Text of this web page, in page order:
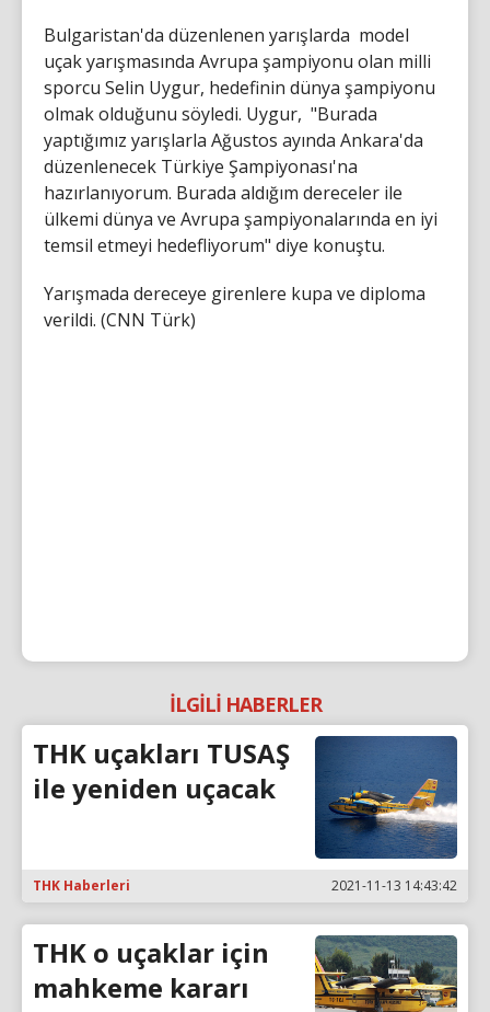
Bulgaristan'da düzenlenen yarışlarda model
uçak yarışmasında Avrupa şampiyonu olan milli
sporcu Selin Uygur, hedefinin dünya şampiyonu
olmak olduğunu söyledi. Uygur, "Burada
yaptığımız yarışlarla Ağustos ayında Ankara'da
düzenlenecek Türkiye Şampiyonası'na
hazırlanıyorum. Burada aldığım dereceler ile
ülkemi dünya ve Avrupa şampiyonalarında en iyi
temsil etmeyi hedefliyorum" diye konuştu.
Yarışmada dereceye girenlere kupa ve diploma
verildi. (CNN Türk)
İLGİLİ HABERLER
THK uçakları TUSAŞ
ile yeniden uçacak
THK Haberleri 2021-11-13 14:43:42
THK o uçaklar için
mahkeme kararı